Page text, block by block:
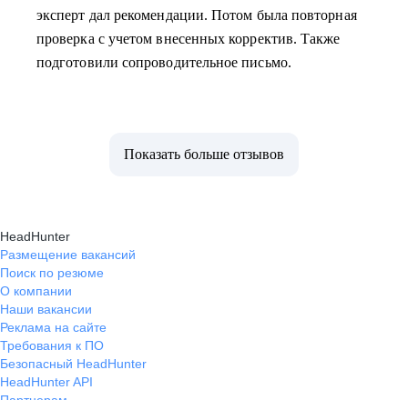
эксперт дал рекомендации. Потом была повторная
проверка с учетом внесенных корректив. Также
подготовили сопроводительное письмо.
Показать больше отзывов
HeadHunter
Размещение вакансий
Поиск по резюме
О компании
Наши вакансии
Реклама на сайте
Требования к ПО
Безопасный HeadHunter
HeadHunter API